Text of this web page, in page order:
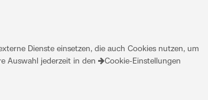
Dienste einsetzen, die auch Cookies nutzen, um
Auswahl jederzeit in den
Cookie-Einstellungen